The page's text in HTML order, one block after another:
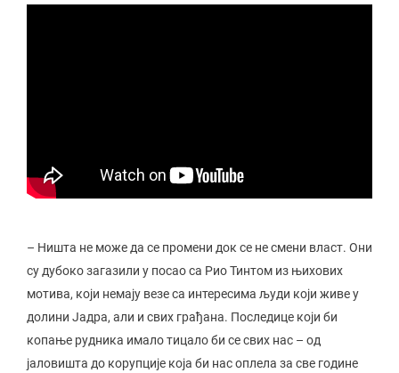
– Ништа не може да се промени док се не смени власт. Они
су дубоко загазили у посао са Рио Тинтом из њихових
мотива, који немају везе са интересима људи који живе у
долини Јадра, али и свих грађана. Последице који би
копање рудника имало тицало би се свих нас – од
јаловишта до корупције која би нас оплела за све године